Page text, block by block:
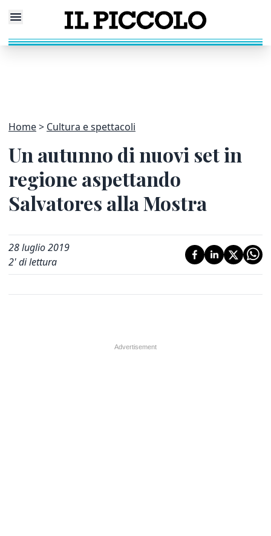
Home Cultura e spettacoli
Un autunno di nuovi set in
regione aspettando
Salvatores alla Mostra
28 luglio 2019
2' di lettura